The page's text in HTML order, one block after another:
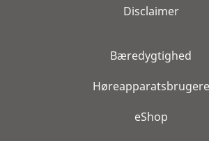
Disclaimer
Bæredygtighed
Høreapparatsbrugere
eShop